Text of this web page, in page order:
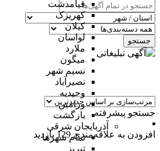
قیامدشت
کهریزک
کیلان
لواسان
ملارد
میگون
نسیم شهر
نصیرآباد
وحیدیه
ورامین
بازگشت
آذربایجان شرقی
تمام شهر‌ها
تبریز
جستجو
جستجو پیشرفته
افزودن به علاقه‌مندی 129 بازدید